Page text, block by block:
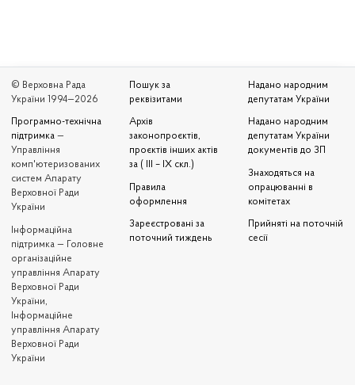
© Верховна Рада
України 1994—2026
Програмно-технічна
підтримка —
Управління
комп'ютеризованих
систем Апарату
Верховної Ради
України
Iнформаційна
підтримка — Головне
організаційне
управління Апарату
Верховної Ради
України,
Інформаційне
управління Апарату
Верховної Ради
України
Пошук за
реквізитами
Архів
законопроєктів,
проєктів інших актів
за ( III – IX скл.)
Правила
оформлення
Зареєстровані за
поточний тиждень
Надано народним
депутатам України
Надано народним
депутатам України
документів до ЗП
Знаходяться на
опрацюванні в
комітетах
Прийняті на поточній
сесії